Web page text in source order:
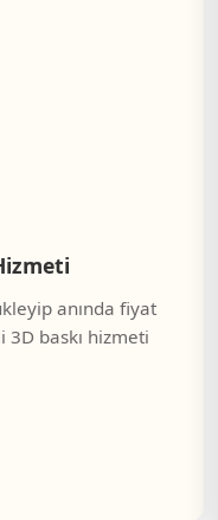
anında fiyat
3D baskı hizmeti